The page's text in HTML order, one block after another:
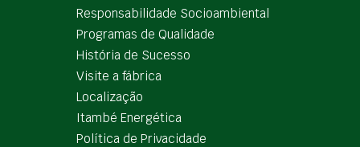
Responsabilidade Socioambiental
Programas de Qualidade
História de Sucesso
Visite a fábrica
Localização
Itambé Energética
Política de Privacidade